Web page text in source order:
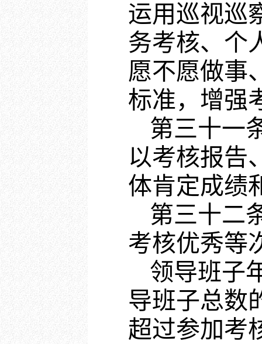
运用巡视巡
务考核、个
愿不愿做事
标准，增强
第三十一
以考核报告
体肯定成绩
第三十二
考核优秀等
领导班子
导班子总数
超过参加考